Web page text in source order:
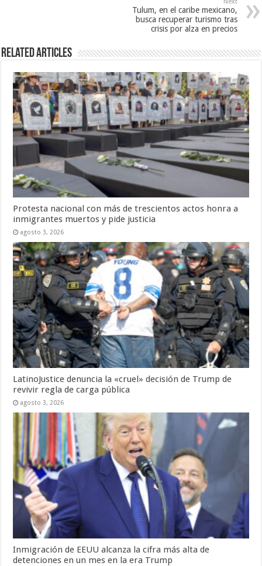
Tulum, en el caribe mexicano,
busca recuperar turismo tras
crisis por alza en precios
Related Articles
Protesta nacional con más de trescientos actos honra a
inmigrantes muertos y pide justicia
agosto 3, 2026
LatinoJustice denuncia la «cruel» decisión de Trump de
revivir regla de carga pública
agosto 3, 2026
Inmigración de EEUU alcanza la cifra más alta de
detenciones en un mes en la era Trump